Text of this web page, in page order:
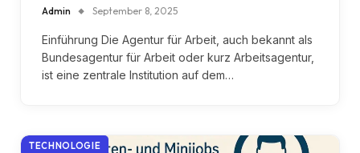
Admin September 8, 2025
Einführung Die Agentur für Arbeit, auch bekannt als
Bundesagentur für Arbeit oder kurz Arbeitsagentur,
ist eine zentrale Institution auf dem…
TECHNOLOGIE